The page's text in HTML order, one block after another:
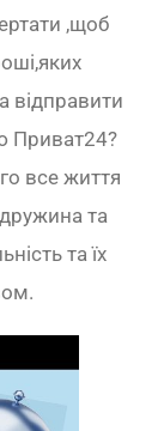
,щоб
відправити
Приват24?
все життя
та
та їх